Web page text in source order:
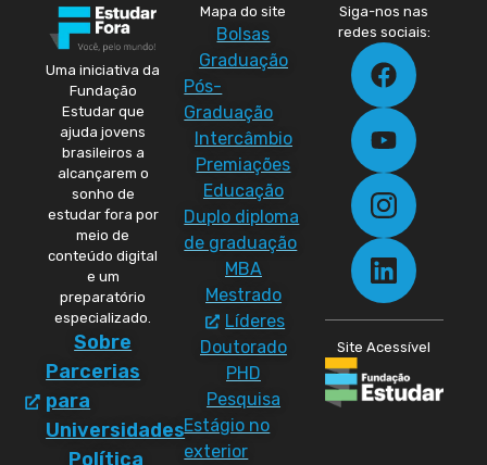
Uma iniciativa da
Fundação
Estudar que
ajuda jovens
brasileiros a
alcançarem o
sonho de
estudar fora por
meio de
conteúdo digital
e um
preparatório
especializado.
Sobre
Parcerias
para
Universidades
Política
Mapa do site
Bolsas
Graduação
Pós-
Graduação
Intercâmbio
Premiações
Educação
Duplo diploma
de graduação
MBA
Mestrado
Líderes
Doutorado
PHD
Pesquisa
Estágio no
exterior
Siga-nos nas
redes sociais:
Site Acessível